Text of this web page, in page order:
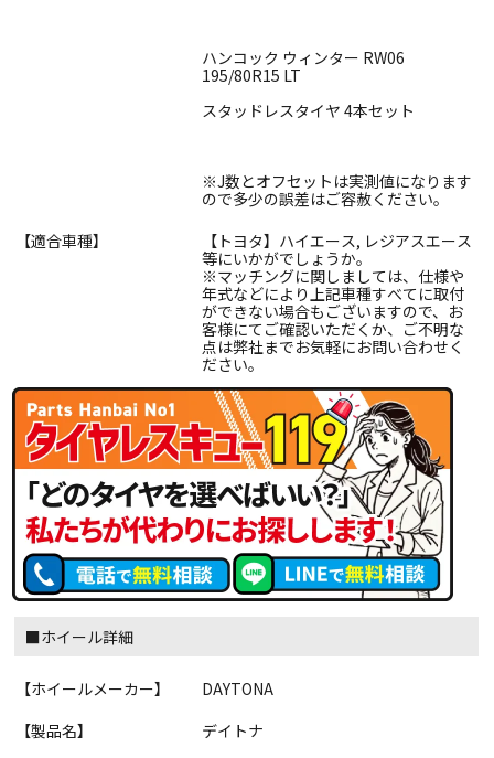
ハンコック ウィンター RW06
195/80R15 LT
スタッドレスタイヤ 4本セット
※J数とオフセットは実測値になります
ので多少の誤差はご容赦ください。
【適合車種】
【トヨタ】ハイエース, レジアスエース
等にいかがでしょうか。
※マッチングに関しましては、仕様や
年式などにより上記車種すべてに取付
ができない場合もございますので、お
客様にてご確認いただくか、ご不明な
点は弊社までお気軽にお問い合わせく
ださい。
■ホイール詳細
【ホイールメーカー】
DAYTONA
【製品名】
デイトナ